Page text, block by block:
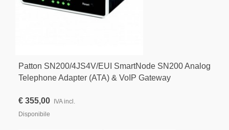
Patton SN200/4JS4V/EUI SmartNode SN200 Analog
Telephone Adapter (ATA) & VoIP Gateway
€ 355,00 IVA incl.
Disponibile